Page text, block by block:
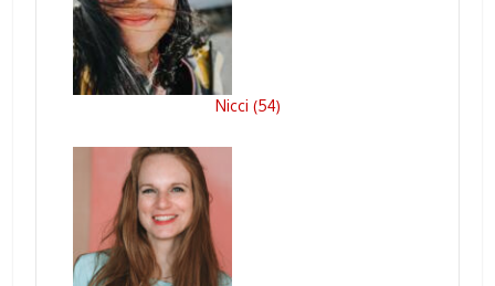
Nicci (54)